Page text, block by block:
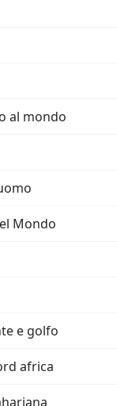
al mondo
Mondo
e golfo
africa